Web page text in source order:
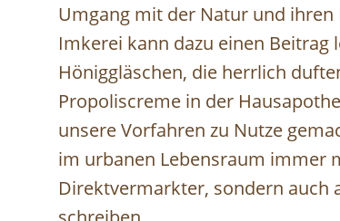
Umgang mit der Natur und
Imkerei kann dazu einen Beitrag
Höniggläschen, die herrlich
Propoliscreme in der
unsere Vorfahren zu Nutze
im urbanen Lebensraum immer
Direktvermarkter, sondern auch